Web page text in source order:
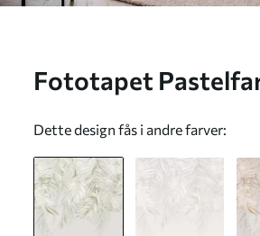
Fototapet
Dette design fås i andre farver: